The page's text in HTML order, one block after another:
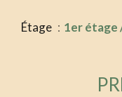
Étage 1er étage